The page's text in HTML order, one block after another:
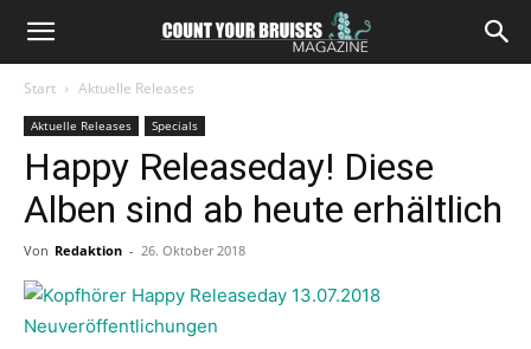
Start Aktuelle Releases
Aktuelle Releases Specials
Happy Releaseday! Diese
Alben sind ab heute erhältlich
Von Redaktion - 26. Oktober 2018